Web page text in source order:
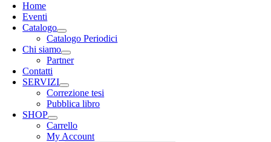
Home
Eventi
Catalogo
Catalogo Periodici
Chi siamo
Partner
Contatti
SERVIZI
Correzione tesi
Pubblica libro
SHOP
Carrello
My Account